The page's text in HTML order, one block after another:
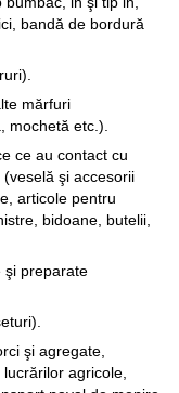
bandă de bordură
mărfuri
mochetă etc.).
ce au contact cu
şi accesorii
articole pentru
bidoane, butelii,
şi preparate
şi agregate,
agricole,